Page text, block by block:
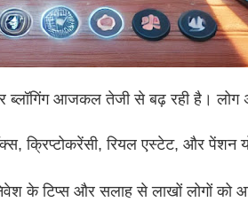
ब्लॉगिंग आजकल तेजी से बढ़ रही है।
क्रिप्टोकरेंसी, रियल एस्टेट, और पेंशन
के टिप्स और सलाह से लाखों लोगों को